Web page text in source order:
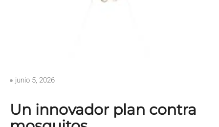
junio 5, 2026
Un innovador plan contra